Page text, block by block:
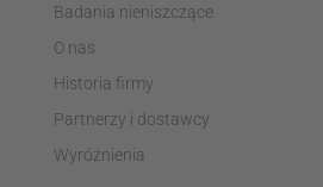
Badania nieniszczące
O nas
Historia firmy
Partnerzy i dostawcy
Wyróżnienia